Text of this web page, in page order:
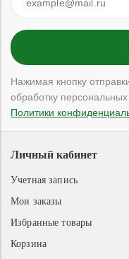
Нажимая кнопку
обработку
Политики
Личный кабинет
Учетная запись
Мои заказы
Избранные товары
Корзина